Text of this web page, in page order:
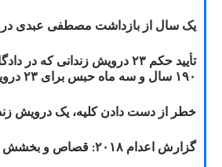
یک سال از بازداشت مصطفی عبدی
تأیید حکم ۲۳ درویش زندانی که
۱۹۰ سال و سه ماه حبس برای ۲۳ درویش گنابادی قطعی شد
خطر از دست دادن کلیه، یک درویش
گزارش اعدام ۲۰۱۸: قصاص و بخشش